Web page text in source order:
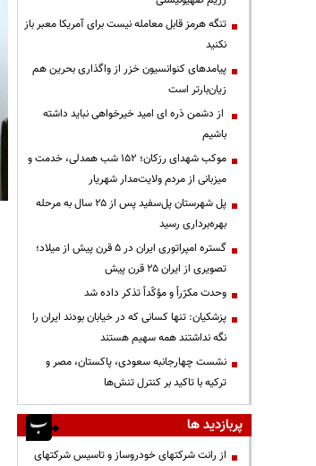
تنگه هرمز قابل معامله نیست برای آمریکا معبر باز
نکنید
پیامدهای کنوانسیون خزر از واگذاری بحرین هم
زیان‌بارتر است
از دشمن ذره ای امید خیرخواهی نباید داشته
باشیم
موکب شهدای رزکان؛ ۱۵۲ شب همدلی، خدمت و
میزبانی از مردم ولایت‌مدار شهریار
پل شهرستان پل‌سفید پس از ۲۵ سال به مرحله
بهره‌برداری رسید
گستره امپراتوری ایران در ۵ قرن پیش از میلاد؛
تصویری از ایران ۲۵ قرن پیش
وحدت مکرّراً و مؤکّداً تذکر داده شد
پزشکیان: تنها کسانی که در خیابان بودند ایران را
نگه نداشتند همه سهیم هستند
نشست چهارجانبه سعودی، پاکستان، مصر و
ترکیه با تاکید بر کنترل تنش‌ها
پربازدید ها
از رانت‌ شرکتهای خودروساز و تاسیس شرکتهای